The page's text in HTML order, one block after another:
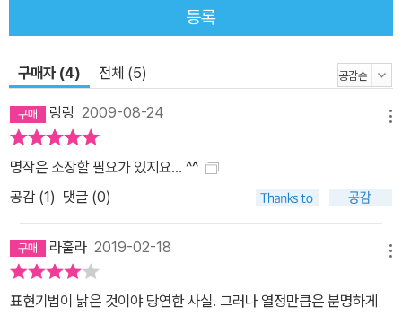
등록
구매자 (4) 전체 (5)
링링 2009-08-24
명작은 소장할 필요가 있지요... ^^
공감 (1) 댓글 (0)
라훌라 2019-02-18
표현기법이 낡은 것이야 당연한 사실. 그러나 열정만큼은 분명하게